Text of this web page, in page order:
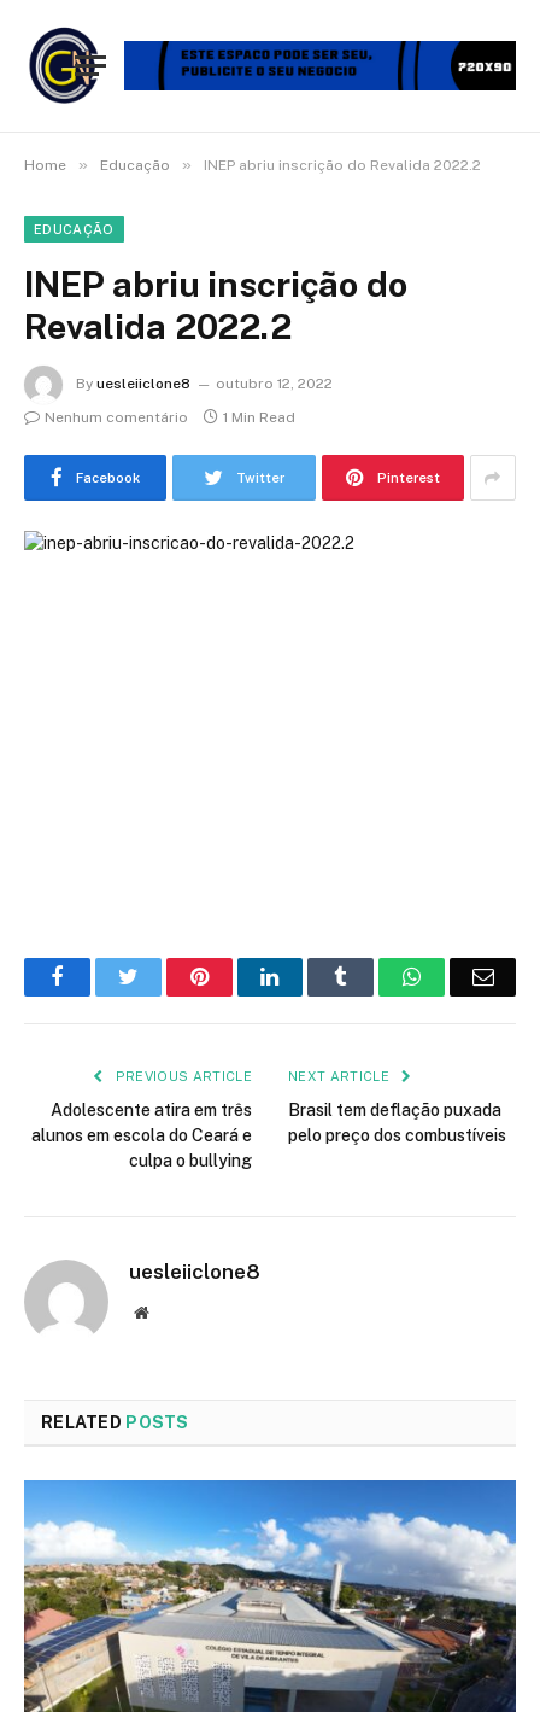
Home » Educação » INEP abriu inscrição do Revalida 2022.2
EDUCAÇÃO
INEP abriu inscrição do
Revalida 2022.2
By uesleiiclone8
outubro 12, 2022
Nenhum comentário
1 Min Read
Facebook Twitter Pinterest
FacebookTwitter PinterestLinkedIn Tumblr WhatsApp
PREVIOUS ARTICLE
Adolescente atira em três
alunos em escola do Ceará e
culpa o bullying
NEXT ARTICLE
Brasil tem deflação puxada
pelo preço dos combustíveis
uesleiiclone8
Website
RELATED POSTS